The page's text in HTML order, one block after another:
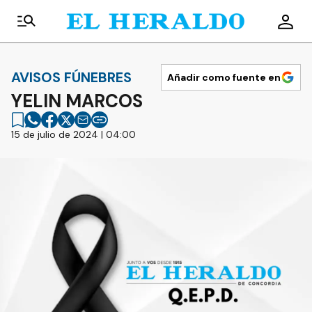
AVISOS FÚNEBRES Añadir como fuente en
YELIN MARCOS
15 de julio de 2024 | 04:00